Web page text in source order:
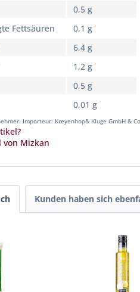
0,5 g
Fettsäuren
0,1 g
6,4 g
1,2 g
0,5 g
0,01 g
Importeur: Kreyenhop& Kluge GmbH &
von Mizkan
Kunden haben sich